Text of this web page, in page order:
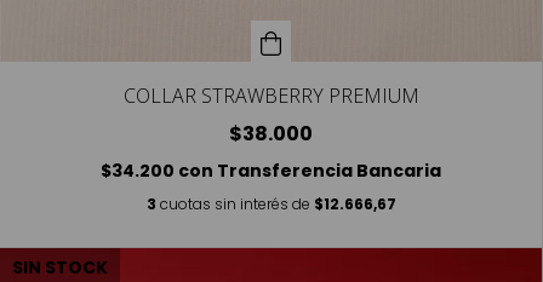
COLLAR STRAWBERRY PREMIUM
$38.000
$34.200 con Transferencia Bancaria
3 cuotas sin interés de $12.666,67
SIN STOCK